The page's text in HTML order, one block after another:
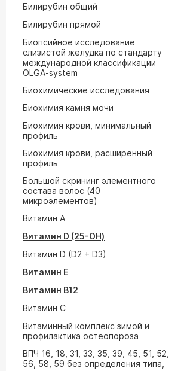
Билирубин общий
Билирубин прямой
Биопсийное исследование
слизистой желудка по стандарту
международной классификации
OLGA-system
Биохимические исследования
Биохимия камня мочи
Биохимия крови, минимальный
профиль
Биохимия крови, расширенный
профиль
Большой скрининг элементного
состава волос (40
микроэлементов)
Витамин A
Витамин D (25-ОН)
Витамин D (D2 + D3)
Витамин E
Витамин В12
Витамин С
Витаминный комплекс зимой и
профилактика остеопороза
ВПЧ 16, 18, 31, 33, 35, 39, 45, 51, 52,
56, 58, 59 без определения типа,